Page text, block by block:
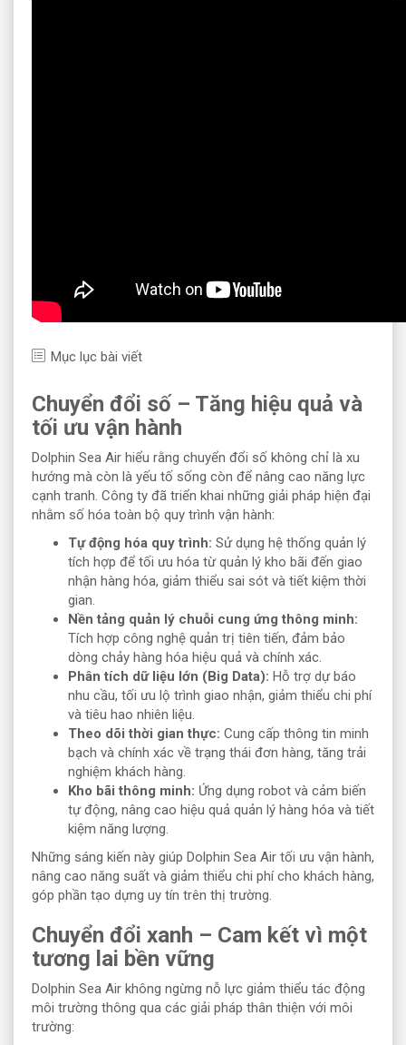
Mục lục bài viết
Chuyển đổi số – Tăng hiệu quả và
tối ưu vận hành
Dolphin Sea Air hiểu rằng chuyển đổi số không chỉ là xu
hướng mà còn là yếu tố sống còn để nâng cao năng lực
cạnh tranh. Công ty đã triển khai những giải pháp hiện đại
nhằm số hóa toàn bộ quy trình vận hành:
Tự động hóa quy trình: Sử dụng hệ thống quản lý
tích hợp để tối ưu hóa từ quản lý kho bãi đến giao
nhận hàng hóa, giảm thiểu sai sót và tiết kiệm thời
gian.
Nền tảng quản lý chuỗi cung ứng thông minh:
Tích hợp công nghệ quản trị tiên tiến, đảm bảo
dòng chảy hàng hóa hiệu quả và chính xác.
Phân tích dữ liệu lớn (Big Data): Hỗ trợ dự báo
nhu cầu, tối ưu lộ trình giao nhận, giảm thiểu chi phí
và tiêu hao nhiên liệu.
Theo dõi thời gian thực: Cung cấp thông tin minh
bạch và chính xác về trạng thái đơn hàng, tăng trải
nghiệm khách hàng.
Kho bãi thông minh: Ứng dụng robot và cảm biến
tự động, nâng cao hiệu quả quản lý hàng hóa và tiết
kiệm năng lượng.
Những sáng kiến này giúp Dolphin Sea Air tối ưu vận hành,
nâng cao năng suất và giảm thiểu chi phí cho khách hàng,
góp phần tạo dựng uy tín trên thị trường.
Chuyển đổi xanh – Cam kết vì một
tương lai bền vững
Dolphin Sea Air không ngừng nỗ lực giảm thiểu tác động
môi trường thông qua các giải pháp thân thiện với môi
trường: